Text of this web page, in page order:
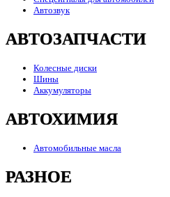
Автозвук
АВТОЗАПЧАСТИ
Колесные диски
Шины
Аккумуляторы
АВТОХИМИЯ
Автомобильные масла
РАЗНОЕ